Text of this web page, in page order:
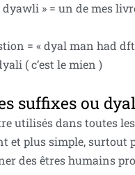
» = un de mes
= « dyal man had
( c’est le mien )
suffixes ou
utilisés dans toutes
et plus simple, surtout
des êtres humains